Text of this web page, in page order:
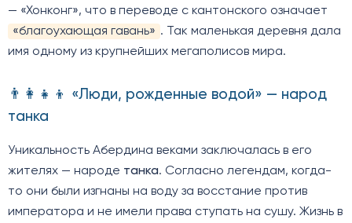
— «Хонконг», что в переводе с кантонского означает
«благоухающая гавань» . Так маленькая деревня дала
имя одному из крупнейших мегаполисов мира.
👨‍👩‍👧‍👦 «Люди, рожденные водой» — народ
танка
Уникальность Абердина веками заключалась в его
жителях — народе танка. Согласно легендам, когда-
то они были изгнаны на воду за восстание против
императора и не имели права ступать на сушу. Жизнь в